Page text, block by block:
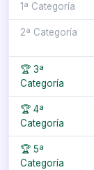
1ª Categoría
2ª Categoría
🏆 3ª
Categoría
🏆 4ª
Categoría
🏆 5ª
Categoría